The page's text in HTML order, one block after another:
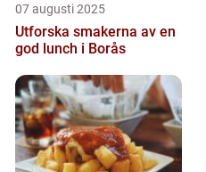
07 augusti 2025
Utforska smakerna av en
god lunch i Borås